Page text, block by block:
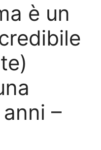
è un
–